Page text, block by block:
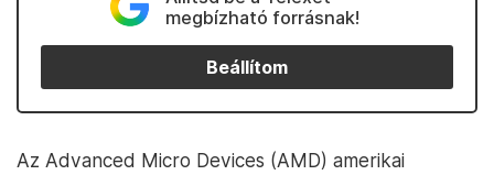
megbízható forrásnak!
Beállítom
Az Advanced Micro Devices (AMD) amerikai